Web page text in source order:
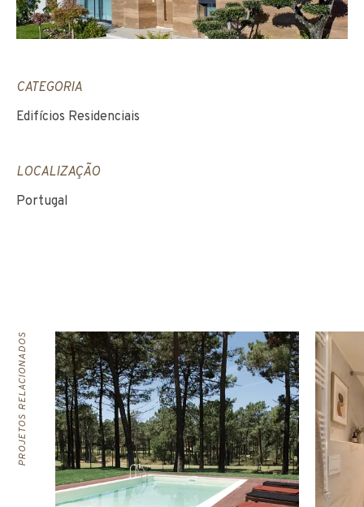
CATEGORIA
Edifícios Residenciais
LOCALIZAÇÃO
Portugal
PROJETOS RELACIONADOS